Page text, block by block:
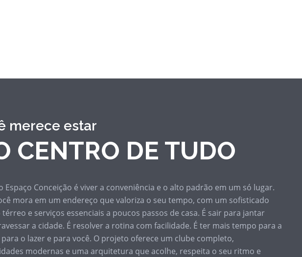
merece estar
CENTRO DE TUDO
Espaço Conceição é viver a conveniência e o alto padrão em um só lugar.
mora em um endereço que valoriza o seu tempo, com um sofisticado
e serviços essenciais a poucos passos de casa. É sair para jantar
a cidade. É resolver a rotina com facilidade. É ter mais tempo para a
o lazer e para você. O projeto oferece um clube completo,
modernas e uma arquitetura que acolhe, respeita o seu ritmo e